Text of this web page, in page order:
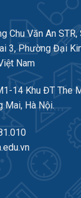
Chu Văn An STR,
3, Phường Đại
Nam
14 Khu ĐT The
Mai, Hà Nội.